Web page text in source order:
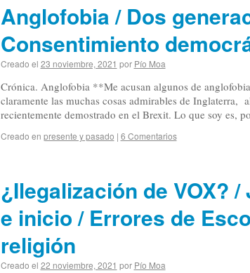
Anglofobia / Dos
Consentimiento
Creado el 23 noviembre, 2021 por Pío Moa
Crónica. Anglofobia **Me acusan algunos de
claramente las muchas cosas admirables de Inglaterra,
recientemente demostrado en el Brexit. Lo que soy es,
Creado en presente y pasado | 6 Comentarios
¿Ilegalización de VOX?
e inicio / Errores de
religión
Creado el 22 noviembre, 2021 por Pío Moa